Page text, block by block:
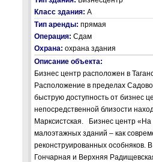
Класс здания: А
Тип аренды: прямая
Операция: Сдам
Охрана: охрана здания
Описание объекта:
Бизнес центр расположен в
Расположение в пределах
быструю доступность от бизнес
непосредственной близости
Марксистская. Бизнес центр
малоэтажных зданий – как
реконструированных особняков.
Гончарная и Верхняя